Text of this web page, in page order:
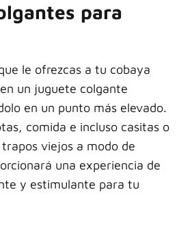
para
le ofrezcas a tu cobaya
un juguete colgante
en un punto más elevado.
comida e incluso casitas o
viejos a modo de
una experiencia de
y estimulante para tu